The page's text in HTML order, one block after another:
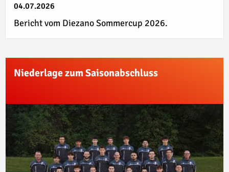
04.07.2026
Bericht vom Diezano Sommercup 2026.
Niederlage zum Saisonabschluss